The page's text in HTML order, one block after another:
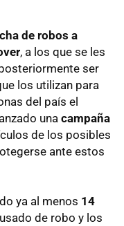
de robos a
, a los que se les
ser
los utilizan para
del país el
una campaña
de los posibles
ante estos
ya al menos 14
de robo y los